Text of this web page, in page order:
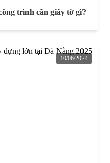
trình cần giấy tờ gì?
10/06/2024